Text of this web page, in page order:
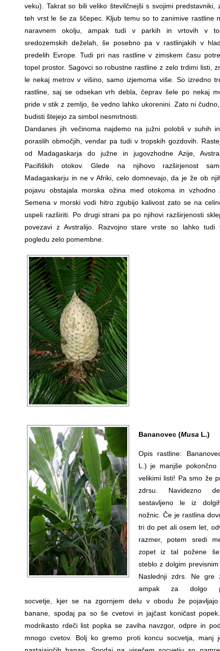
veku). Takrat so bili veliko številčnejši s svojimi predstavniki,
teh vrst le še za ščepec. Kljub temu so to zanimive rastline
naravnem okolju, ampak tudi v parkih in vrtovih v
sredozemskih deželah, še posebno pa v rastlinjakih v
predelih Evrope. Tudi pri nas rastline v zimskem času
topel prostor. Sagovci so robustne rastline z zelo trdimi listi,
le nekaj metrov v višino, samo izjemoma više. So izredno
rastline, saj se odsekan vrh debla, čeprav šele po nekaj
pride v stik z zemljo, še vedno lahko ukorenini. Zato ni
budisti štejejo za simbol nesmrtnosti.
Dandanes jih večinoma najdemo na južni polobli v suhih
poraslih območjih, vendar pa tudi v tropskih gozdovih.
od Madagaskarja do južne in jugovzhodne Azije,
Pacifiških otokov. Glede na njihovo razširjenost
Madagaskarju in ne v Afriki, celo domnevajo, da je že ob
pojavu obstajala morska ožina med otokoma in vzhodno
Semena v morski vodi hitro zgubijo kalivost zato se na
uspeli razširiti. Po drugi strani pa po njihovi razširjenosti
povezavi z Avstralijo. Razvojno stare vrste so lahko tudi
pogledu zelo pomembne.
Bananovec (MusaL.)
Opis rastline:
L.) je manjše
velikimi listi! Pa smo že
zdrsu. Navidezno
sestavljeno le iz
nožnic. Če je rastlina
tri do pet ali osem let,
razmer, potem sredi
zopet iz tal požene
steblo z dolgim
Naslednji zdrs. Ne gre
ampak za dolgo
socvetje, kjer se na zgornjem delu v obodu že pojavljajo
banane, spodaj pa so še cvetovi in jajčast koničast
modrikasto rdeči list popka se zaviha navzgor, odpre in
mnogo cvetov. Bolj ko gremo proti koncu socvetja, manj